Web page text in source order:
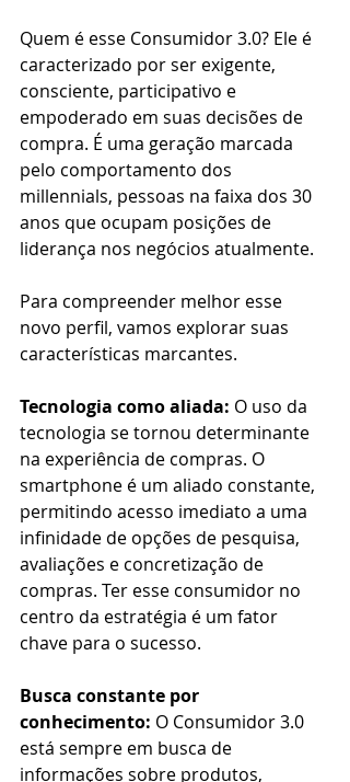
Quem é esse Consumidor 3.0? Ele é
caracterizado por ser exigente,
consciente, participativo e
empoderado em suas decisões de
compra. É uma geração marcada
pelo comportamento dos
millennials, pessoas na faixa dos 30
anos que ocupam posições de
liderança nos negócios atualmente.
Para compreender melhor esse
novo perfil, vamos explorar suas
características marcantes.
Tecnologia como aliada: O uso da
tecnologia se tornou determinante
na experiência de compras. O
smartphone é um aliado constante,
permitindo acesso imediato a uma
infinidade de opções de pesquisa,
avaliações e concretização de
compras. Ter esse consumidor no
centro da estratégia é um fator
chave para o sucesso.
Busca constante por
conhecimento: O Consumidor 3.0
está sempre em busca de
informações sobre produtos,